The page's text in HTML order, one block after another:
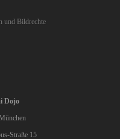
und Bildrechte
Dojo
Straße 15